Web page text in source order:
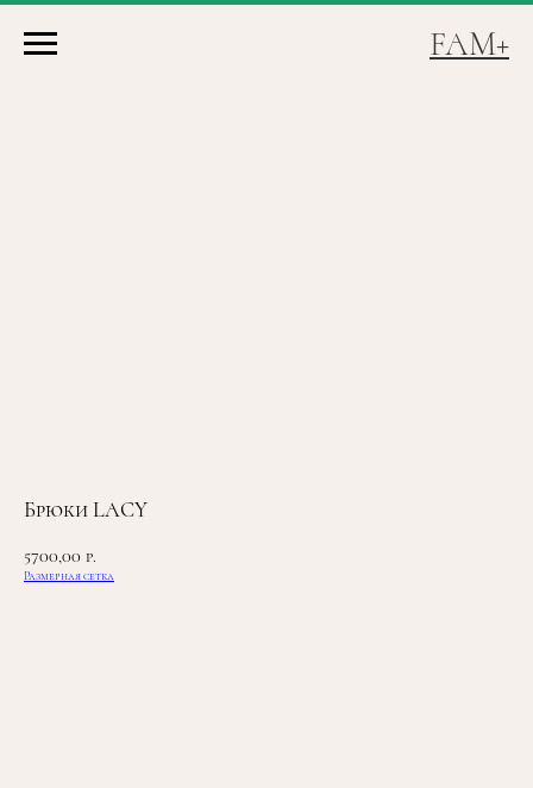
FAM+
Брюки LACY
5700,00 р.
Размерная сетка